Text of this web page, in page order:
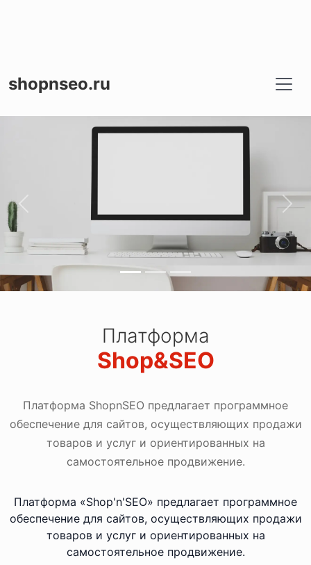
shopnseo.ru
Назад
Платформа
Shop&SEO
Платформа ShopnSEO предлагает программное
обеспечение для сайтов, осуществляющих продажи
товаров и услуг и ориентированных на
самостоятельное продвижение.
Платформа «Shop'n'SEO»‎ предлагает программное
обеспечение для сайтов, осуществляющих продажи
товаров и услуг и ориентированных на
самостоятельное продвижение.